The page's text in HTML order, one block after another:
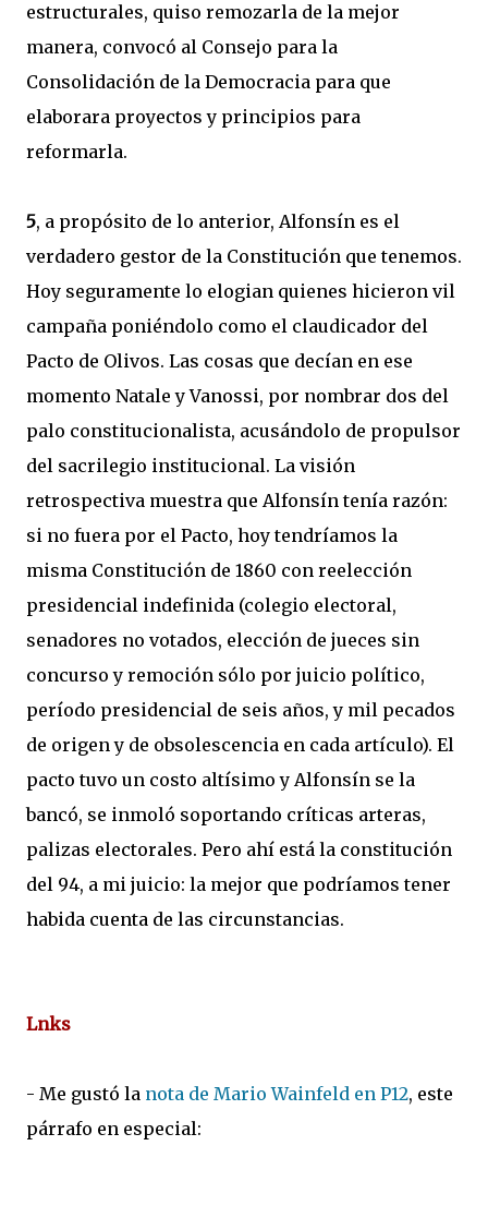
estructurales, quiso remozarla de la mejor
manera, convocó al Consejo para la
Consolidación de la Democracia para que
elaborara proyectos y principios para
reformarla.
5, a propósito de lo anterior, Alfonsín es el
verdadero gestor de la Constitución que tenemos.
Hoy seguramente lo elogian quienes hicieron vil
campaña poniéndolo como el claudicador del
Pacto de Olivos. Las cosas que decían en ese
momento Natale y Vanossi, por nombrar dos del
palo constitucionalista, acusándolo de propulsor
del sacrilegio institucional. La visión
retrospectiva muestra que Alfonsín tenía razón:
si no fuera por el Pacto, hoy tendríamos la
misma Constitución de 1860 con reelección
presidencial indefinida (colegio electoral,
senadores no votados, elección de jueces sin
concurso y remoción sólo por juicio político,
período presidencial de seis años, y mil pecados
de origen y de obsolescencia en cada artículo). El
pacto tuvo un costo altísimo y Alfonsín se la
bancó, se inmoló soportando críticas arteras,
palizas electorales. Pero ahí está la constitución
del 94, a mi juicio: la mejor que podríamos tener
habida cuenta de las circunstancias.
Lnks
- Me gustó la nota de Mario Wainfeld en P12, este
párrafo en especial: